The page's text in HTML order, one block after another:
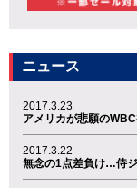
ニュース
2017.3.23
アメリカが悲願の
2017.3.22
無念の1点差負け…侍